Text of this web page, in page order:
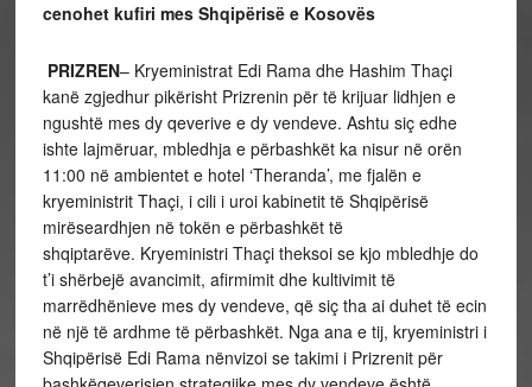
cenohet kufiri mes Shqipërisë e Kosovës
PRIZREN– Kryeministrat Edi Rama dhe Hashim Thaçi
kanë zgjedhur pikërisht Prizrenin për të krijuar lidhjen e
ngushtë mes dy qeverive e dy vendeve. Ashtu siç edhe
ishte lajmëruar, mbledhja e përbashkët ka nisur në orën
11:00 në ambientet e hotel ‘Theranda’, me fjalën e
kryeministrit Thaçi, i cili i uroi kabinetit të Shqipërisë
mirëseardhjen në tokën e përbashkët të
shqiptarëve. Kryeministri Thaçi theksoi se kjo mbledhje do
t’i shërbejë avancimit, afirmimit dhe kultivimit të
marrëdhënieve mes dy vendeve, që siç tha ai duhet të ecin
në një të ardhme të përbashkët. Nga ana e tij, kryeministri i
Shqipërisë Edi Rama nënvizoi se takimi i Prizrenit për